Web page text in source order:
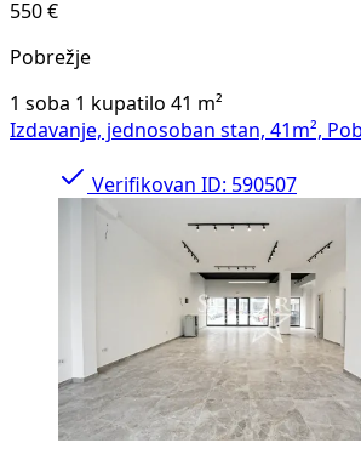
550 €
Pobrežje
1 soba 1 kupatilo 41 m²
Izdavanje, jednosoban stan, 41m²,
Verifikovan ID: 590507